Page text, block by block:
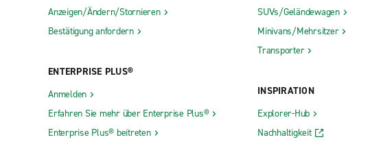
Anzeigen/Ändern/Stornieren
Bestätigung anfordern
ENTERPRISE PLUS®
Anmelden
Erfahren Sie mehr über Enterprise Plus®
Enterprise Plus® beitreten
SUVs/Geländewagen
Minivans/Mehrsitzer
Transporter
INSPIRATION
Explorer-Hub
Nachhaltigkeit